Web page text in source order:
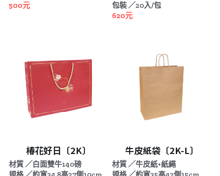
500元
包裝 ／20入/包
620元
椿花好日〔2K〕
材質 ／白面雙牛140磅
牛皮紙袋〔2K-L〕
材質 ／牛皮紙+紙繩
公版T型提盒
收納紙箱